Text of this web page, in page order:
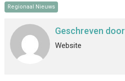
Regionaal Nieuws
Geschreven door
Website